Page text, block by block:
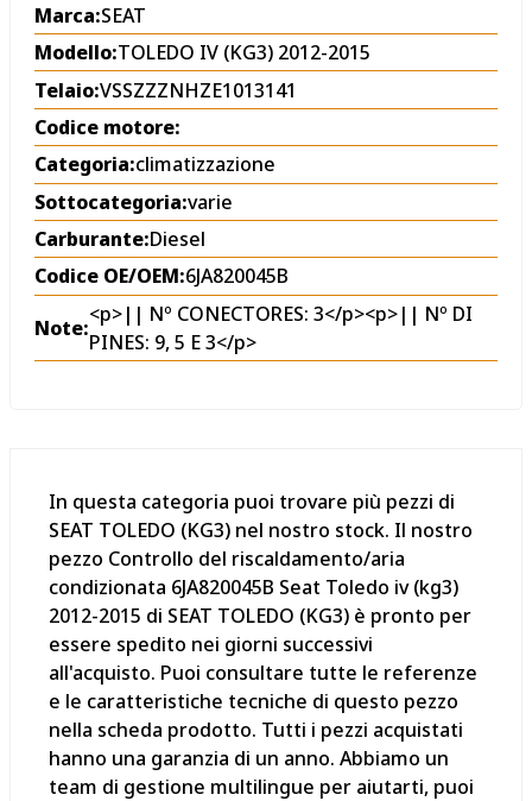
Marca:SEAT
Modello:TOLEDO IV (KG3) 2012-2015
Telaio:VSSZZZNHZE1013141
Codice motore:
Categoria:climatizzazione
Sottocategoria:varie
Carburante:Diesel
Codice OE/OEM:6JA820045B
Note:
<p>|| Nº CONECTORES: 3</p><p>|| Nº DI
PINES: 9, 5 E 3</p>
In questa categoria puoi trovare più pezzi di
SEAT TOLEDO (KG3) nel nostro stock. Il nostro
pezzo Controllo del riscaldamento/aria
condizionata 6JA820045B Seat Toledo iv (kg3)
2012-2015 di SEAT TOLEDO (KG3) è pronto per
essere spedito nei giorni successivi
all'acquisto. Puoi consultare tutte le referenze
e le caratteristiche tecniche di questo pezzo
nella scheda prodotto. Tutti i pezzi acquistati
hanno una garanzia di un anno. Abbiamo un
team di gestione multilingue per aiutarti, puoi